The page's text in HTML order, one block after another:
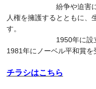
紛争や迫害
人権を擁護するとともに、
す。
1950年に設立。世
1981年にノーベル平和賞を
チラシはこちら